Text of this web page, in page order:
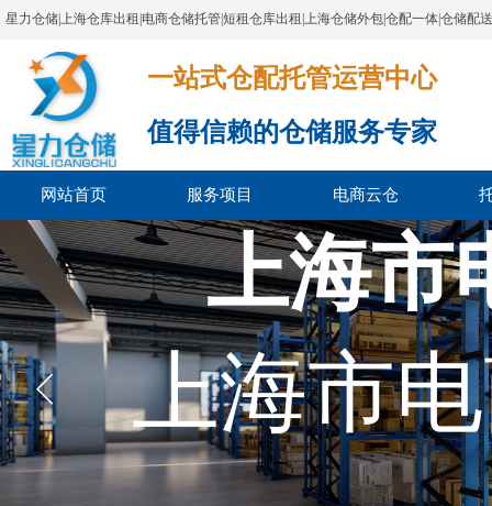
星力仓储|上海仓库出租|电商仓储托管|短租仓库出租|上海仓储外包|仓配一体|仓储配
一站式仓配托管运营中心​​​​​​​​​​​​​​​​​
值得信赖的仓储服务专家
网站首页 服务项目 电商云仓
上海市
上海市